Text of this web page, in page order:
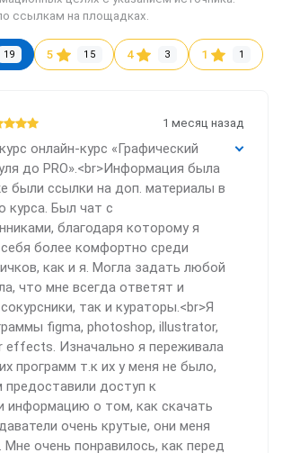
ссылкам на площадках.
19 5 15 4 3 1 1
1 месяц назад
онлайн-курс «Графический
до PRO».<br>Информация была
были ссылки на доп. материалы в
курса. Был чат с
благодаря которому я
более комфортно среди
как и я. Могла задать любой
что мне всегда ответят и
так и кураторы.<br>Я
figma, photoshop, illustrator,
effects. Изначально я переживала
программ т.к их у меня не было,
предоставили доступ к
информацию о том, как скачать
очень крутые, они меня
Мне очень понравилось, как перед